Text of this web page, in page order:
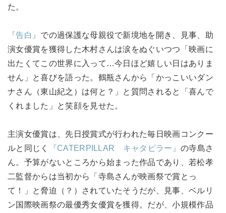
た。
『告白』 での過保護な母親役で新境地を開き、見事、助
演女優賞を獲得した木村さんは涙をぬぐいつつ「映画に
出たくてこの世界に入って…今日ほど嬉しい日はありま
せん」と喜びを語った。鶴瓶さんから「かっこいいダン
ナさん（東山紀之）は何と？」と質問されると「喜んで
くれました」と笑顔を見せた。
主演女優賞は、先日授賞式が行われた毎日映画コンクー
ルと同じく
『CATERPILLAR キャタピラー』の寺島さ
ん。予算がないところから始まった作品であり、若松孝
二監督からは当初から「寺島さんが映画祭で賞とっ
て！」と脅迫（？）されていたそうだが、見事、ベルリ
ン国際映画祭の最優秀女優賞を獲得。だが、小規模作品